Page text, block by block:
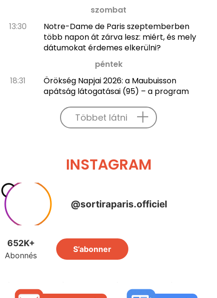
szombat
13:30
Notre-Dame de Paris szeptemberben
több napon át zárva lesz: miért, és mely
dátumokat érdemes elkerülni?
péntek
18:31
Örökség Napjai 2026: a Maubuisson
apátság látogatásai (95) – a program
Többet látni
INSTAGRAM